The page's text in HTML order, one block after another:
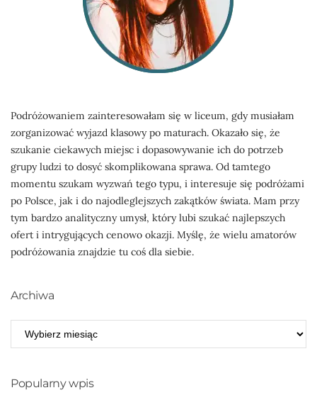
Podróżowaniem zainteresowałam się w liceum, gdy musiałam
zorganizować wyjazd klasowy po maturach. Okazało się, że
szukanie ciekawych miejsc i dopasowywanie ich do potrzeb
grupy ludzi to dosyć skomplikowana sprawa. Od tamtego
momentu szukam wyzwań tego typu, i interesuje się podróżami
po Polsce, jak i do najodleglejszych zakątków świata. Mam przy
tym bardzo analityczny umysł, który lubi szukać najlepszych
ofert i intrygujących cenowo okazji. Myślę, że wielu amatorów
podróżowania znajdzie tu coś dla siebie.
Archiwa
Popularny wpis